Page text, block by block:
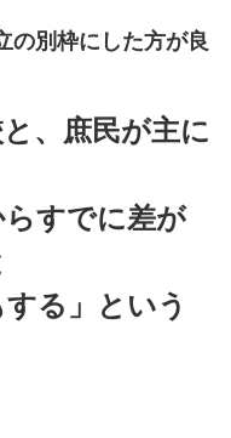
の別枠にした方が良
、庶民が主に
すでに差が
る」という